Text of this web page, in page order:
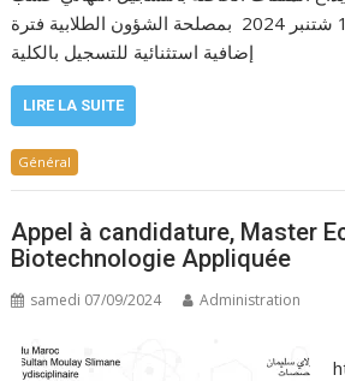
الموعد ابتداء من 18 شتنبر 2024 بمصلحة الشؤون الطلابية فترة
LIRE LA SUITE
Général
Appel à candidature, Master
Biotechnologie Appliquée
samedi 07/09/2024 Administration